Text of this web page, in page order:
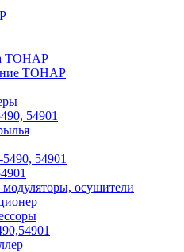
ТОНАР
ТОНАР
54901
54901
осушители